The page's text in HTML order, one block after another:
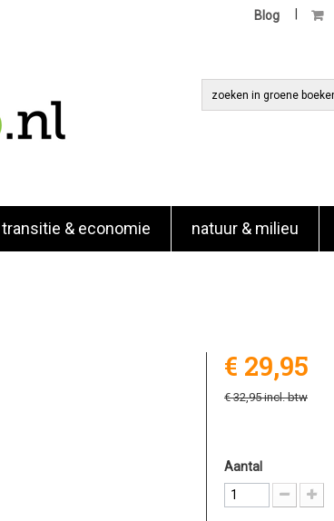
Blog
transitie & economie natuur & milieu
€ 29,95
€ 32,95incl. btw
Aantal